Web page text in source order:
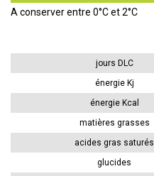
A conserver entre 0°C et 2°C
jours DLC
énergie Kj
énergie Kcal
matières grasses
acides gras saturés
glucides